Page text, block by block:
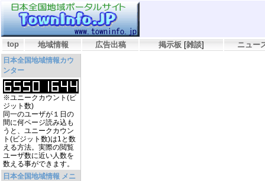
top 地域情報 広告出稿 掲示板 [雑談] ニュー
日本全国地域情報カウ
ンター
※ユニークカウント(ビ
ジット数)
同一のユーザが１日の
間に何ページ読み込も
うと、ユニークカウン
ト(ビジット数)は1と数
える方法。実際の閲覧
ユーザ数に近い人数を
数える事ができます。
日本全国地域情報 メニ